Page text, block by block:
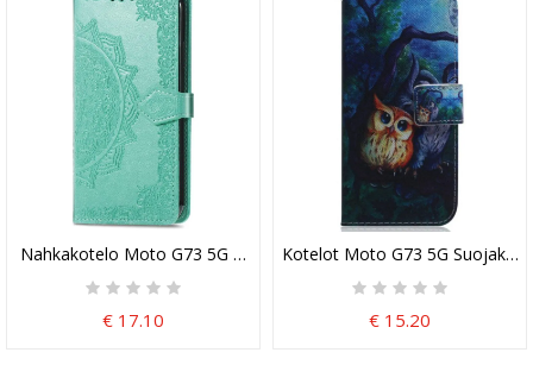
Nahkakotelo Moto G73 5G Mandala
€ 17.10
Kotelot Moto G73 5G
€ 15.20